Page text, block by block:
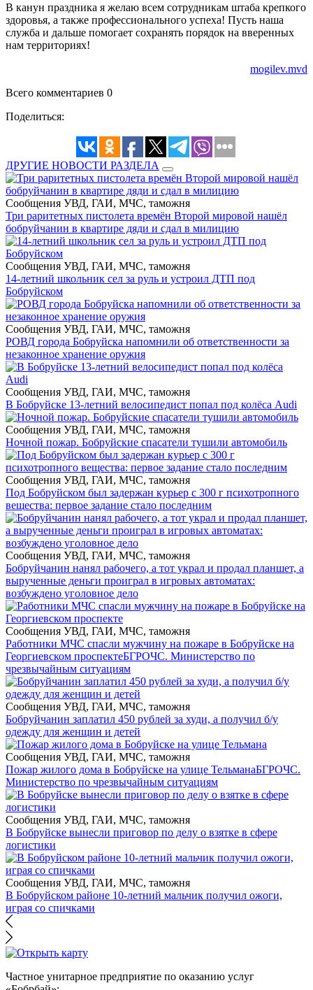
В канун праздника я желаю всем сотрудникам штаба крепкого
здоровья, а также профессионального успеха! Пусть наша
служба и дальше помогает сохранять порядок на вверенных
нам территориях!
mogilev.mvd
Всего комментариев 0
Поделиться:
ДРУГИЕ НОВОСТИ РАЗДЕЛА
Сообщения УВД, ГАИ, МЧС, таможня
Три раритетных пистолета времён Второй мировой нашёл
бобруйчанин в квартире дяди и сдал в милицию
Сообщения УВД, ГАИ, МЧС, таможня
14-летний школьник сел за руль и устроил ДТП под
Бобруйском
Сообщения УВД, ГАИ, МЧС, таможня
РОВД города Бобруйска напомнили об ответственности за
незаконное хранение оружия
Сообщения УВД, ГАИ, МЧС, таможня
В Бобруйске 13-летний велосипедист попал под колёса Audi
Сообщения УВД, ГАИ, МЧС, таможня
Ночной пожар. Бобруйские спасатели тушили автомобиль
Сообщения УВД, ГАИ, МЧС, таможня
Под Бобруйском был задержан курьер с 300 г психотропного
вещества: первое задание стало последним
Сообщения УВД, ГАИ, МЧС, таможня
Бобруйчанин нанял рабочего, а тот украл и продал планшет, а
вырученные деньги проиграл в игровых автоматах:
возбуждено уголовное дело
Сообщения УВД, ГАИ, МЧС, таможня
Работники МЧС спасли мужчину на пожаре в Бобруйске на
Георгиевском проспектеБГРОЧС. Министерство по
чрезвычайным ситуациям
Сообщения УВД, ГАИ, МЧС, таможня
Бобруйчанин заплатил 450 рублей за худи, а получил б/у
одежду для женщин и детей
Сообщения УВД, ГАИ, МЧС, таможня
Пожар жилого дома в Бобруйске на улице ТельманаБГРОЧС.
Министерство по чрезвычайным ситуациям
Сообщения УВД, ГАИ, МЧС, таможня
В Бобруйске вынесли приговор по делу о взятке в сфере
логистики
Сообщения УВД, ГАИ, МЧС, таможня
В Бобруйском районе 10-летний мальчик получил ожоги,
играя со спичками
Частное унитарное предприятие по оказанию услуг